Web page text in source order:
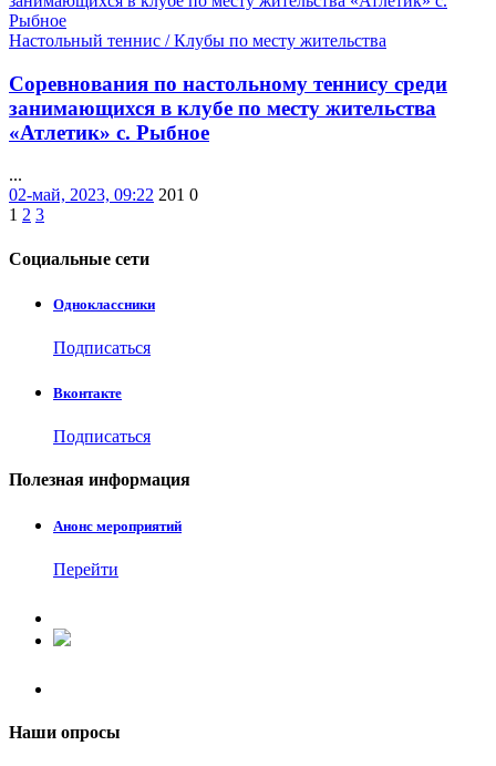
Настольный теннис / Клубы по месту жительства
Соревнования по настольному теннису среди
занимающихся в клубе по месту жительства
«Атлетик» с. Рыбное
...
02-май, 2023, 09:22 201 0
1 2 3
Социальные сети
Одноклассники
Подписаться
Вконтакте
Подписаться
Полезная информация
Анонс мероприятий
Перейти
Наши опросы